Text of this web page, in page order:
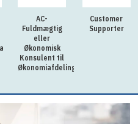
AC-
Fuldmægtig
eller
Økonomisk
Konsulent til
Økonomiafdelingen
Customer
Supporter